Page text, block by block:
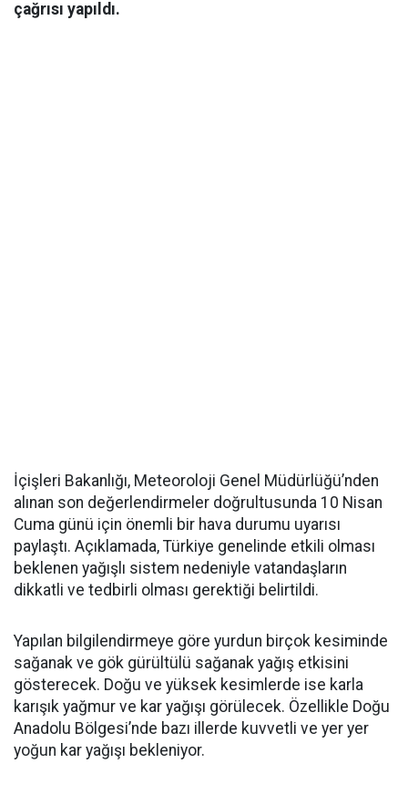
çağrısı yapıldı.
İçişleri Bakanlığı, Meteoroloji Genel Müdürlüğü’nden
alınan son değerlendirmeler doğrultusunda 10 Nisan
Cuma günü için önemli bir hava durumu uyarısı
paylaştı. Açıklamada, Türkiye genelinde etkili olması
beklenen yağışlı sistem nedeniyle vatandaşların
dikkatli ve tedbirli olması gerektiği belirtildi.
Yapılan bilgilendirmeye göre yurdun birçok kesiminde
sağanak ve gök gürültülü sağanak yağış etkisini
gösterecek. Doğu ve yüksek kesimlerde ise karla
karışık yağmur ve kar yağışı görülecek. Özellikle Doğu
Anadolu Bölgesi’nde bazı illerde kuvvetli ve yer yer
yoğun kar yağışı bekleniyor.